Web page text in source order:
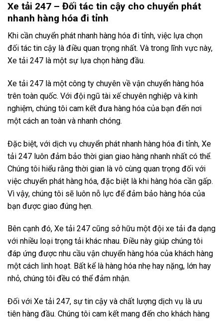
Xe tải 247 – Đối tác tin cậy cho chuyển phát
nhanh hàng hóa đi tỉnh
Khi cần chuyển phát nhanh hàng hóa đi tỉnh, việc lựa chọn
đối tác tin cậy là điều quan trọng nhất. Và trong lĩnh vực này,
Xe tải 247 là một sự lựa chọn hàng đầu.
Xe tải 247 là một công ty chuyên về vận chuyển hàng hóa
trên toàn quốc. Với đội ngũ tài xế chuyên nghiệp và kinh
nghiệm, chúng tôi cam kết đưa hàng hóa của bạn đến nơi
một cách an toàn và nhanh chóng.
Đặc biệt, với dịch vụ chuyển phát nhanh hàng hóa đi tỉnh, Xe
tải 247 luôn đảm bảo thời gian giao hàng nhanh nhất có thể.
Chúng tôi hiểu rằng thời gian là vô cùng quan trọng đối với
việc chuyển phát hàng hóa, đặc biệt là khi hàng hóa cần gấp.
Vì vậy, chúng tôi sẽ luôn nỗ lực để đảm bảo hàng hóa của
bạn được giao đúng hẹn.
Bên cạnh đó, Xe tải 247 cũng sở hữu một đội xe tải đa dạng
với nhiều loại trọng tải khác nhau. Điều này giúp chúng tôi
đáp ứng được nhu cầu vận chuyển hàng hóa của khách hàng
một cách linh hoạt. Bất kể là hàng hóa nhẹ hay nặng, lớn hay
nhỏ, chúng tôi đều có thể đảm nhận.
Đối với Xe tải 247, sự tin cậy và chất lượng dịch vụ là ưu
tiên hàng đầu. Chúng tôi cam kết mang đến cho khách hàng